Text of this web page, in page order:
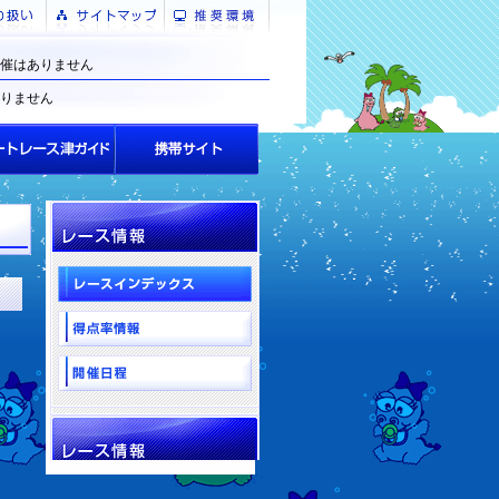
はありません
ません